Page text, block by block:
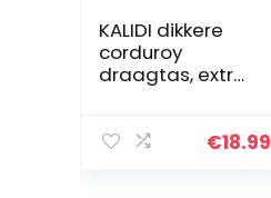
KALIDI dikkere
corduroy
draagtas, extra
handtassen,€18.99